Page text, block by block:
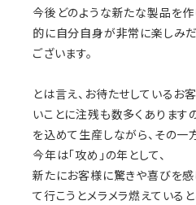
今後どのような新たな製品を作
的に自分自身が非常に楽しみだ
ございます。
とは言え、お待たせしているお
いことに注残も数多くあります
を込めて生産しながら、その一方
今年は「攻め」の年として、
新たにお客様に驚きや喜びを
て行こうとメラメラ燃えていると